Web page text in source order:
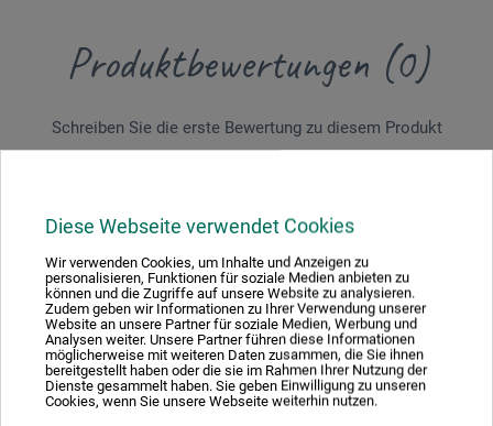
Diese Webseite verwendet Cookies
Wir verwenden Cookies, um Inhalte und Anzeigen zu
personalisieren, Funktionen für soziale Medien anbieten zu
können und die Zugriffe auf unsere Website zu analysieren.
Zudem geben wir Informationen zu Ihrer Verwendung unserer
Website an unsere Partner für soziale Medien, Werbung und
Analysen weiter. Unsere Partner führen diese Informationen
möglicherweise mit weiteren Daten zusammen, die Sie ihnen
bereitgestellt haben oder die sie im Rahmen Ihrer Nutzung der
Dienste gesammelt haben. Sie geben Einwilligung zu unseren
Cookies, wenn Sie unsere Webseite weiterhin nutzen.
Produktbewertungen (0)
Schreiben Sie die erste Bewertung zu diesem Produkt
Hersteller-Kontakt
Hier finden Sie die Kontaktdaten des Herstellers zu